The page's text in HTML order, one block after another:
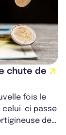
chute de
fois le
celui-ci passe
de